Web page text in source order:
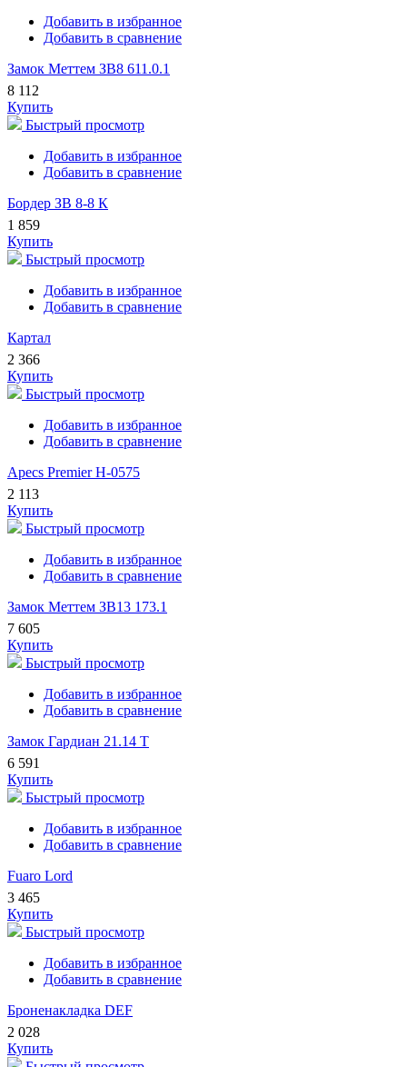
Добавить в избранное
Добавить в сравнение
Замок Меттем ЗВ8 611.0.1
8 112
Купить
Быстрый просмотр
Добавить в избранное
Добавить в сравнение
Бордер ЗВ 8-8 К
1 859
Купить
Быстрый просмотр
Добавить в избранное
Добавить в сравнение
Картал
2 366
Купить
Быстрый просмотр
Добавить в избранное
Добавить в сравнение
Apecs Premier H-0575
2 113
Купить
Быстрый просмотр
Добавить в избранное
Добавить в сравнение
Замок Меттем ЗВ13 173.1
7 605
Купить
Быстрый просмотр
Добавить в избранное
Добавить в сравнение
Замок Гардиан 21.14 Т
6 591
Купить
Быстрый просмотр
Добавить в избранное
Добавить в сравнение
Fuaro Lord
3 465
Купить
Быстрый просмотр
Добавить в избранное
Добавить в сравнение
Броненакладка DEF
2 028
Купить